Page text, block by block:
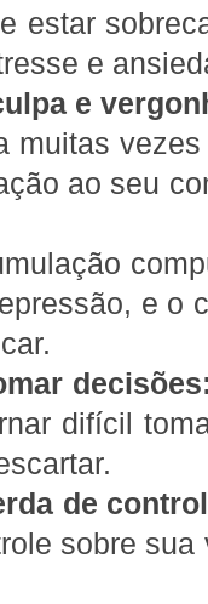
estar
e
e
muitas
ao seu
e o
difícil
de
sobre